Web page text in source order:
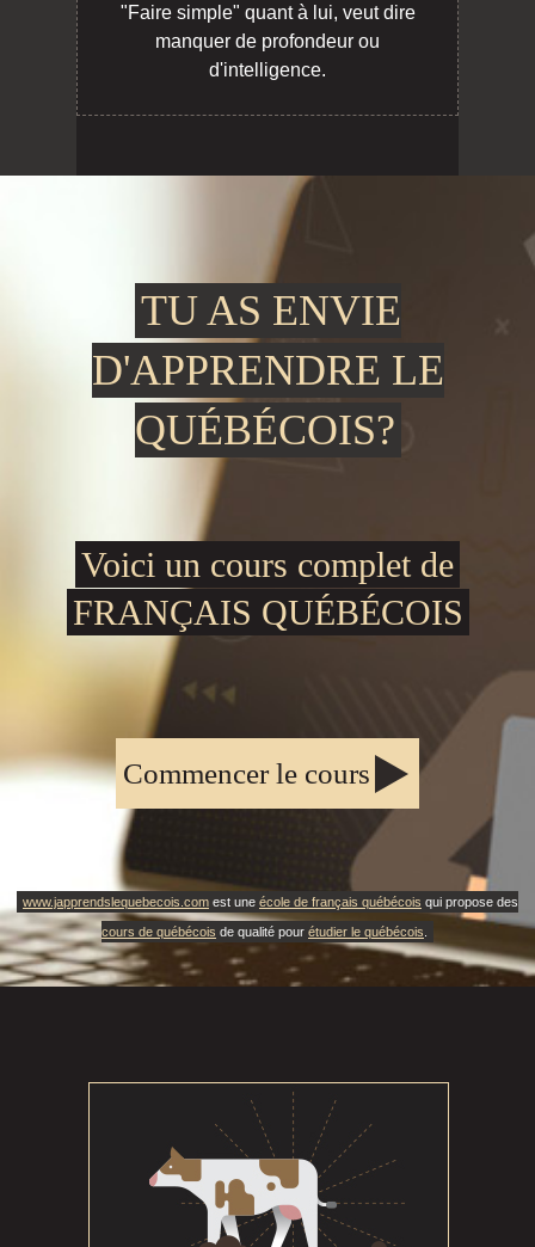
"Faire simple" quant à lui, veut dire
manquer de profondeur ou
d'intelligence.
TU AS ENVIE
D'APPRENDRE LE
QUÉBÉCOIS?
Voici un cours complet de
FRANÇAIS QUÉBÉCOIS
Commencer le cours
www.japprendslequebecois.com est une école de français québécois qui propose des
cours de québécois de qualité pour étudier le québécois